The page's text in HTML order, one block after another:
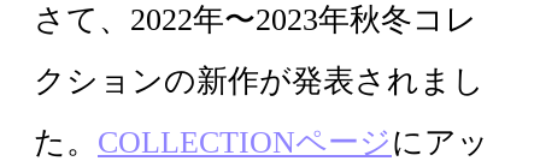
さて、2022年〜2023年秋冬コレ
クションの新作が発表されまし
た。 COLLECTIONページにアッ